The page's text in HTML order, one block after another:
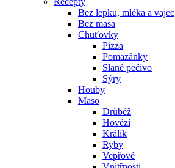
Bez lepku, mléka a vajec
Bez masa
Chuťovky
Pizza
Pomazánky
Slané pečivo
Sýry
Houby
Maso
Drůběž
Hovězí
Králík
Ryby
Vepřové